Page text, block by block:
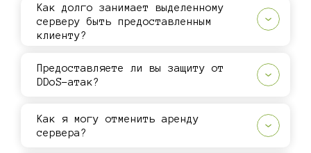
Как долго занимает выделенному
серверу быть предоставленным
клиенту?
Предоставляете ли вы защиту от
DDoS-атак?
Как я могу отменить аренду
сервера?